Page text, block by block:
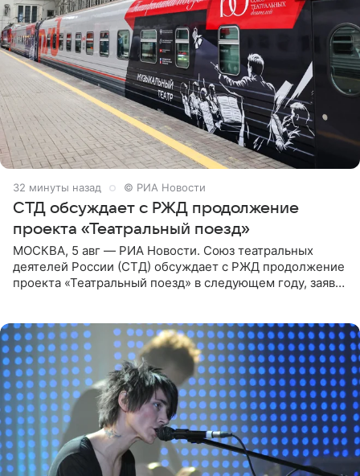
32 минуты назад © РИА Новости
СТД обсуждает с РЖД продолжение
проекта «Театральный поезд»
МОСКВА, 5 авг — РИА Новости. Союз театральных
деятелей России (СТД) обсуждает с РЖД продолжение
проекта «Театральный поезд» в следующем году, заявил